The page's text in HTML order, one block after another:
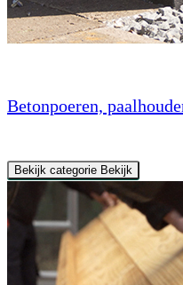
Betonpoeren,
Bekijk categorie Bekijk